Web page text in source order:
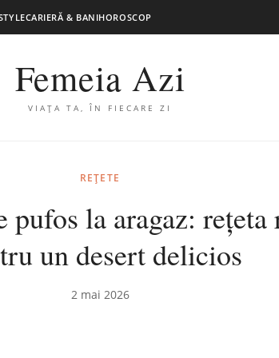
CARIERĂ & BANIHOROSCOP
Femeia Azi
VIAȚA TA, ÎN FIECARE ZI
REȚETE
pufos la aragaz: rețeta
un desert delicios
2 mai 2026